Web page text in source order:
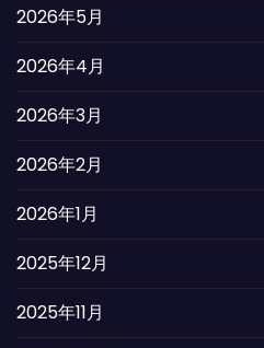
2026年5月
2026年4月
2026年3月
2026年2月
2026年1月
2025年12月
2025年11月